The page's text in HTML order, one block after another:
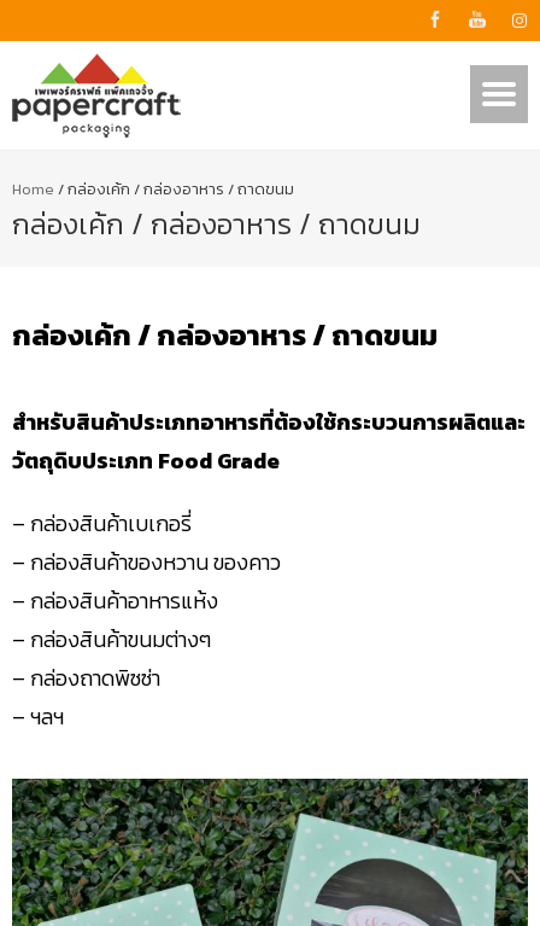
Home /กล่องเค้ก / กล่องอาหาร / ถาดขนม
กล่องเค้ก / กล่องอาหาร / ถาดขนม
กล่องเค้ก / กล่องอาหาร / ถาดขนม
สำหรับสินค้าประเภทอาหารที่ต้องใช้กระบวนการผลิตและ
วัตถุดิบประเภท Food Grade
– กล่องสินค้าเบเกอรี่
– กล่องสินค้าของหวาน ของคาว
– กล่องสินค้าอาหารแห้ง
– กล่องสินค้าขนมต่างๆ
– กล่องถาดพิซซ่า
– ฯลฯ